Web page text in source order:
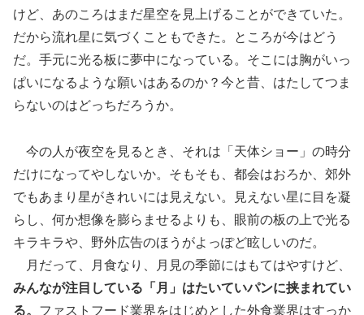
けど、あのころはまだ星空を見上げることができていた。
だから流れ星に気づくこともできた。ところが今はどう
だ。手元に光る板に夢中になっている。そこには胸がいっ
ぱいになるような願いはあるのか？今と昔、はたしてつま
らないのはどっちだろうか。
今の人が夜空を見るとき、それは「天体ショー」の時分
だけになってやしないか。そもそも、都会はおろか、郊外
でもあまり星がきれいには見えない。見えない星に目を凝
らし、何か想像を膨らませるよりも、眼前の板の上で光る
キラキラや、野外広告のほうがよっぽど眩しいのだ。
月だって、月食なり、月見の季節にはもてはやすけど、
みんなが注目している「月」はたいていパンに挟まれてい
る。 ファストフード業界をはじめとした外食業界はすっか